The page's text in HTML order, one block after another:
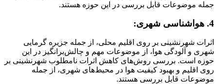
جمله موضوعات قابل بررسی در این حوزه هستند.
4. هواشناسی شهری:
اثرات شهرنشینی بر روی اقلیم محلی، از جمله جزیره گرمایی
شهری و آلودگی هوا، از موضوعات مهم و چالش‌برانگیز در این
حوزه است. بررسی روش‌های کاهش اثرات نامطلوب شهرنشینی بر
روی اقلیم و بهبود کیفیت هوا در محیط‌های شهری، از جمله
موضوعات قابل بررسی هستند.